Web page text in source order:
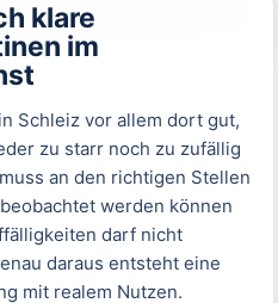
klare
im
Schleiz vor allem dort gut,
zu starr noch zu zufällig
an den richtigen Stellen
werden können
darf nicht
daraus entsteht eine
mit realem Nutzen.